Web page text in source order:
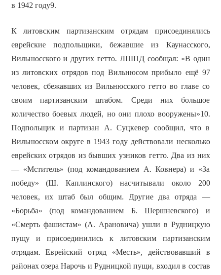
в 1942 году9.
К литовским партизанским отрядам присоединялись
еврейские подпольщики, бежавшие из Каунасского,
Вильнюсского и других гетто. ЛШПД сообщал: «В один
из литовских отрядов под Вильнюсом прибыло ещё 97
человек, сбежавших из Вильнюсского гетто во главе со
своим партизанским штабом. Среди них большое
количество боевых людей, но они плохо вооружены»10.
Подпольщик и партизан А. Суцкевер сообщил, что в
Вильнюсском округе в 1943 году действовали несколько
еврейских отрядов из бывших узников гетто. Два из них
— «Мститель» (под командованием А. Ковнера) и «За
победу» (Ш. Каплинского) насчитывали около 200
человек, их штаб был общим. Другие два отряда —
«Борьба» (под командованием Б. Шершневского) и
«Смерть фашистам» (А. Арановича) ушли в Рудницкую
пущу и присоединились к литовским партизанским
отрядам. Еврейский отряд «Месть», действовавший в
районах озера Нарочь и Рудницкой пущи, входил в состав